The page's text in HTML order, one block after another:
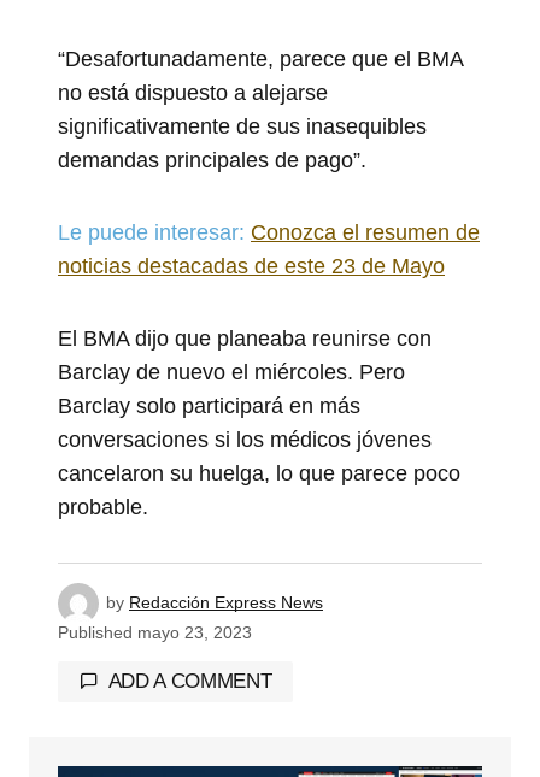
“Desafortunadamente, parece que el BMA
no está dispuesto a alejarse
significativamente de sus inasequibles
demandas principales de pago”.
Le puede interesar: Conozca el resumen de
noticias destacadas de este 23 de Mayo
El BMA dijo que planeaba reunirse con
Barclay de nuevo el miércoles. Pero
Barclay solo participará en más
conversaciones si los médicos jóvenes
cancelaron su huelga, lo que parece poco
probable.
by Redacción Express News
Published mayo 23, 2023
ADD A COMMENT